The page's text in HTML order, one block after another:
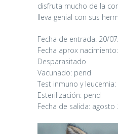
disfruta mucho de la
lleva genial con sus
Fecha de entrada: 20/
Fecha aprox
Desparasitado
Vacunado: pend
Test inmuno y
Esterilización: pend
Fecha de salida: agosto